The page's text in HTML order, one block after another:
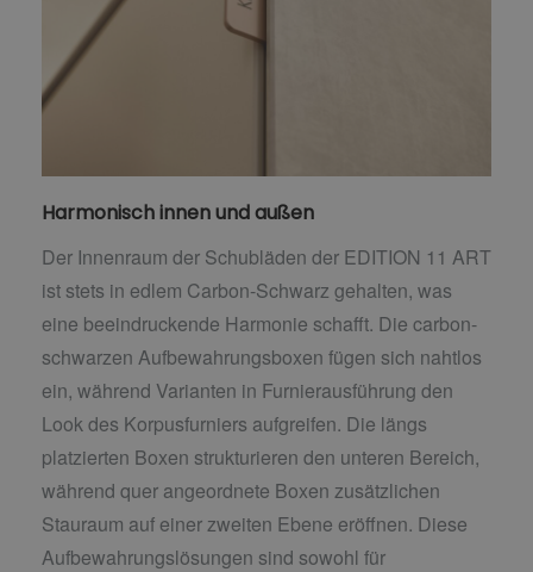
Harmonisch innen und außen
Der Innenraum der Schubläden der EDITION 11 ART
ist stets in edlem Carbon-Schwarz gehalten, was
eine beeindruckende Harmonie schafft. Die carbon-
schwarzen Aufbewahrungsboxen fügen sich nahtlos
ein, während Varianten in Furnierausführung den
Look des Korpusfurniers aufgreifen. Die längs
platzierten Boxen strukturieren den unteren Bereich,
während quer angeordnete Boxen zusätzlichen
Stauraum auf einer zweiten Ebene eröffnen. Diese
Aufbewahrungslösungen sind sowohl für